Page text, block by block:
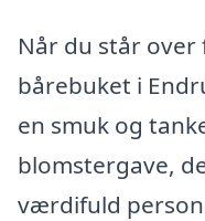
Når du står
bårebuket i
en smuk og
blomstergave,
værdifuld